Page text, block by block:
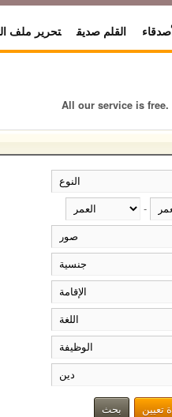
القلم صديق تحرير ملف
All our service is free.
-
بحث تعيين